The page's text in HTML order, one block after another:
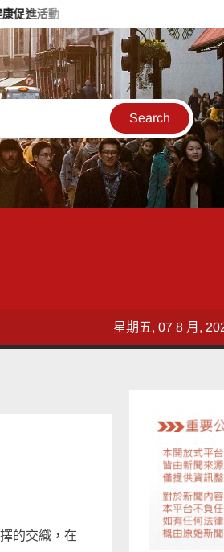
AI改變學習模式 產學教育界共議K-
星期五, 07 8 月,
的交織，在